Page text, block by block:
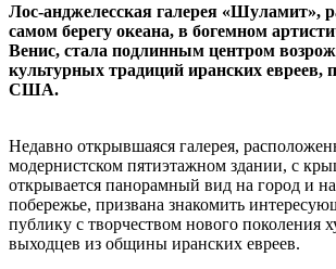
Лос-анджелесская галерея «Шуламит»,
самом берегу океана, в богемном
Венис, стала подлинным центром
культурных традиций иранских
США.
Недавно открывшаяся галерея,
модернистском пятиэтажном здании, с
открывается панорамный вид на город и
побережье, призвана знакомить
публику с творчеством нового поколения
выходцев из общины иранских евреев.